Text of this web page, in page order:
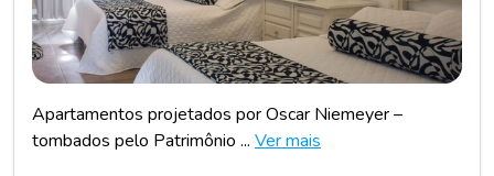
Apartamentos projetados por Oscar Niemeyer –
tombados pelo Patrimônio ... Ver mais